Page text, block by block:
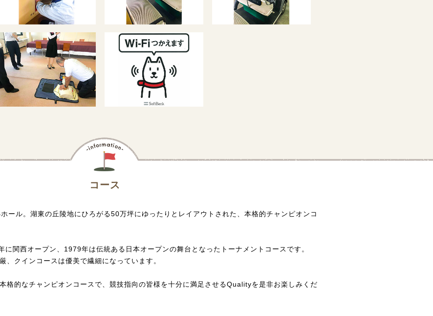
コース
ール。湖東の丘陵地にひろがる50万坪にゆったりとレイアウトされた、本格的チャンピオンコ
関西オープン、1979年は伝統ある日本オープンの舞台となったトーナメントコースです。
、クインコースは優美で繊細になっています。
格的なチャンピオンコースで、競技指向の皆様を十分に満足させるQualityを是非お楽しみくだ